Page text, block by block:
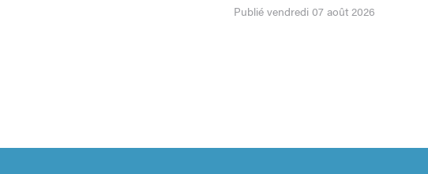
Publié vendredi 07 août 2026